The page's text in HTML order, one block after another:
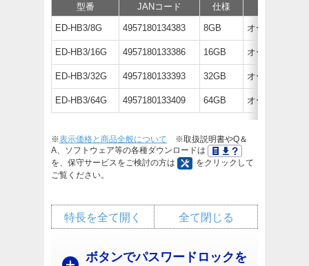
型番 JANコード 仕様
ED-HB3/8G 4957180134383 8GB オープン価格
ED-HB3/16G 4957180133386 16GB オープン価格
ED-HB3/32G 4957180133393 32GB オープン価格
ED-HB3/64G 4957180133409 64GB オープン価格
※表示価格と商品全般について ※取扱説明書やQ＆
A、ソフトウェア等の各種ダウンロードは
を、保守サービスをご検討の方は
をクリックして
ご覧ください。
全て閉じる
特長を全て開く
ボタンでパスワードロックを